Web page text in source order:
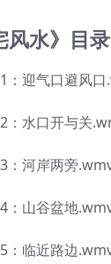
水》目录
：迎气口避风
：水口开与关
：河岸两旁
：山谷盆地
：临近路边